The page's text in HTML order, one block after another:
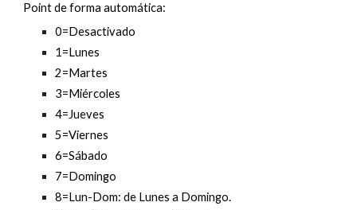
Point de forma automática:
0=Desactivado
1=Lunes
2=Martes
3=Miércoles
4=Jueves
5=Viernes
6=Sábado
7=Domingo
8=Lun-Dom: de Lunes a Domingo.